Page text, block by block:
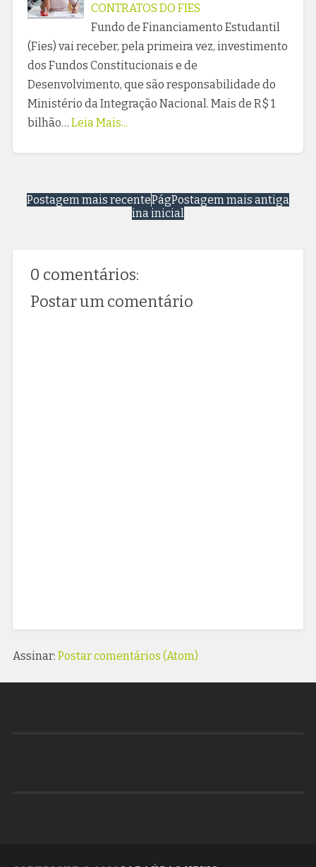
CONTRATOS DO FIES
Fundo de Financiamento Estudantil
(Fies) vai receber, pela primeira vez, investimento
dos Fundos Constitucionais e de
Desenvolvimento, que são responsabilidade do
Ministério da Integração Nacional. Mais de R$ 1
bilhão… Leia Mais...
Postagem mais recente Postagem mais antiga
Pág
ina inicial
0 comentários:
Postar um comentário
Assinar: Postar comentários (Atom)